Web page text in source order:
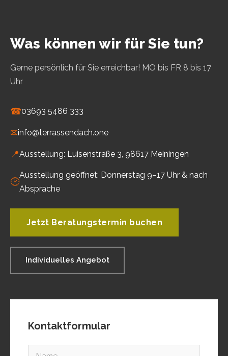
Was können wir für Sie tun?
Gerne persönlich für Sie erreichbar! MO bis FR 8 bis 17
Uhr
☎03693 5486 333
✉info@terrassendach.one
📍Ausstellung: Luisenstraße 3, 98617 Meiningen
🕑
Ausstellung geöffnet: Donnerstag 9–17 Uhr & nach
Absprache
Jetzt Beratungstermin buchen
Individuelles Angebot
Kontaktformular